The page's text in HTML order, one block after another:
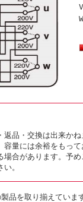
品・交換は出来か
量には余裕をもって
合があります。予
。
品を取り揃えていま